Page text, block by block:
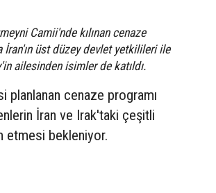
Camii'nde kılınan cenaze
İran'ın üst düzey devlet yetkilileri ile
ailesinden isimler de katıldı.
planlanan cenaze programı
İran ve Irak'taki çeşitli
etmesi bekleniyor.